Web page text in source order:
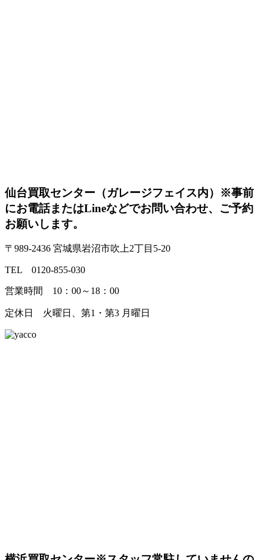
仙台買取センター（ガレージフェイス内） ※事前
にお電話またはLineなどでお問い合わせ、ご予約
お願いします。
〒989-2436 宮城県岩沼市吹上2丁目5-20
TEL 0120-855-030
営業時間 10：00～18：00
定休日 火曜日、第1・第3 月曜日